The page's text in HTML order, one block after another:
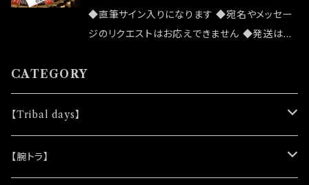
◆直筆サイン入りになります ◆宛名やメッセー
ジのリクエストはお応えできません ◆発送はラ
実にお手にしたいお客様はこちらのオンラインシ
ョップでのご注文をお願い致します ◆発送は20
CATEGORY
【Tribal days】
★ノベルティー
【腕トラ】